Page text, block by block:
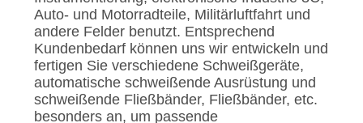
Auto- und Motorradteile, Militärluftfahrt und
andere Felder benutzt. Entsprechend
Kundenbedarf können uns wir entwickeln und
fertigen Sie verschiedene Schweißgeräte,
automatische schweißende Ausrüstung und
schweißende Fließbänder, Fließbänder, etc.
besonders an, um passende